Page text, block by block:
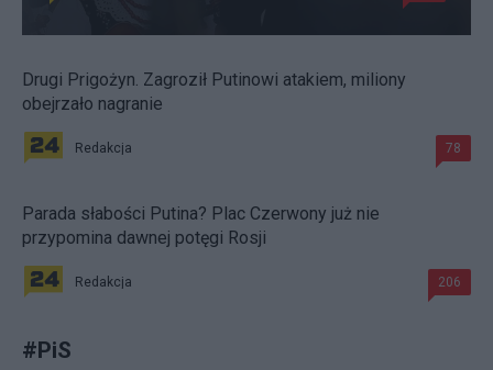
Drugi Prigożyn. Zagroził Putinowi atakiem, miliony
obejrzało nagranie
Redakcja 78
Parada słabości Putina? Plac Czerwony już nie
przypomina dawnej potęgi Rosji
Redakcja 206
#PiS